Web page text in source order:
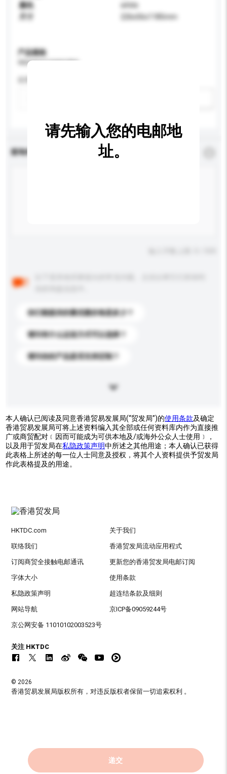
颜色
white
226x56x1185mm
产品规格
请提供您对产品的特定要求。
查询内容
你们能提供的最优惠价格是多少？
请问有什么运送方式可以选择？
请问你的产品是否支持定制？
请先输入您的电邮地
址。
本人确认已阅读及同意香港贸易发展局(“贸发局”)的使用条款及确定
香港贸易发展局可将上述资料编入其全部或任何资料库内作为直接推
广或商贸配对﹝因而可能成为可供本地及/或海外公众人士使用﹞，
以及用于贸发局在私隐政策声明中所述之其他用途；本人确认已获得
此表格上所述的每一位人士同意及授权，将其个人资料提供予贸发局
作此表格提及的用途。
递交
HKTDC.com 关于我们
联络我们 香港贸发局流动应用程式
订阅商贸全接触电邮通讯 更新您的香港贸发局电邮订阅
字体大小 使用条款
私隐政策声明 超连结条款及细则
网站导航 京ICP备09059244号
京公网安备 11010102003523号
关注 HKTDC
© 2026
香港贸易发展局版权所有，对违反版权者保留一切追索权利 。